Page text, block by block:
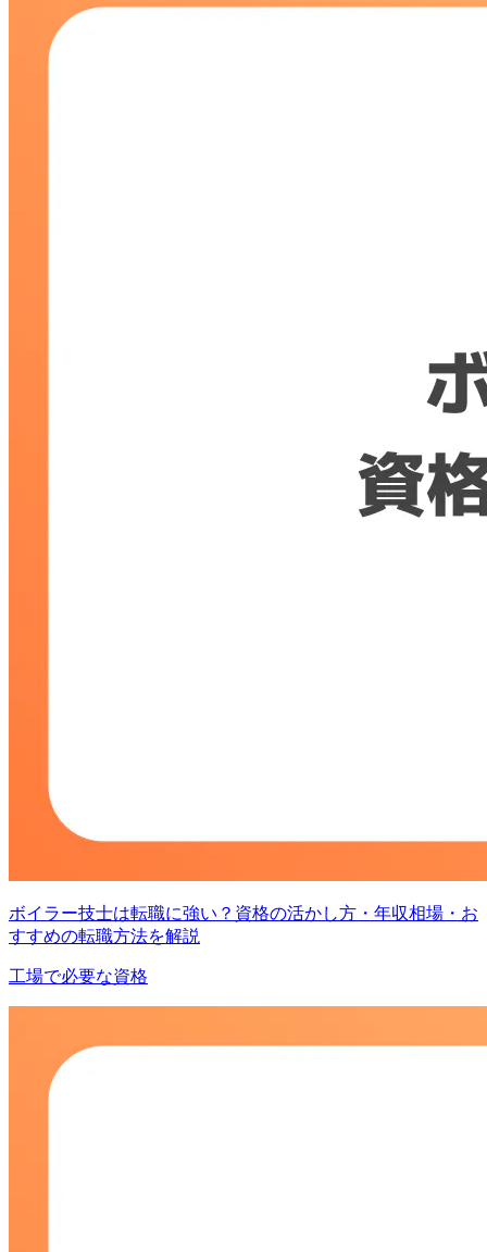
ボイラー技士は転職に強い？資格の活かし方・年収相場・お
すすめの転職方法を解説
工場で必要な資格